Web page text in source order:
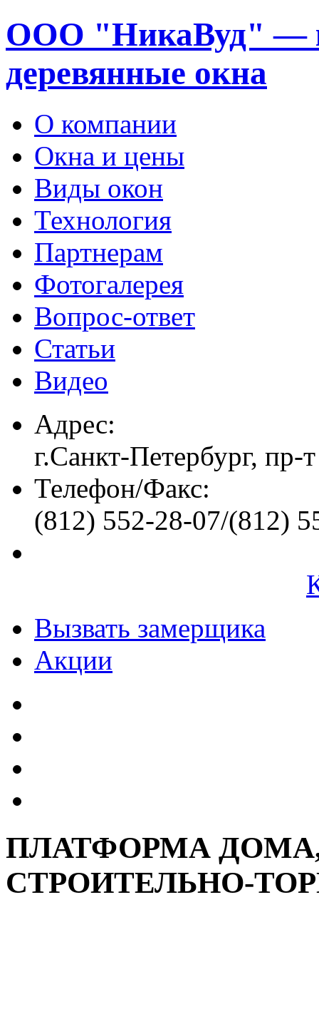
ООО "НикаВуд" —
деревянные окна
О компании
Окна и цены
Виды окон
Технология
Партнерам
Фотогалерея
Вопрос-ответ
Статьи
Видео
Адрес:
г.Санкт-Петербург, пр-
Телефон/Факс:
(812) 552-28-07/(812)
Вызвать замерщика
Акции
ПЛАТФОРМА
СТРОИТЕЛЬНО-